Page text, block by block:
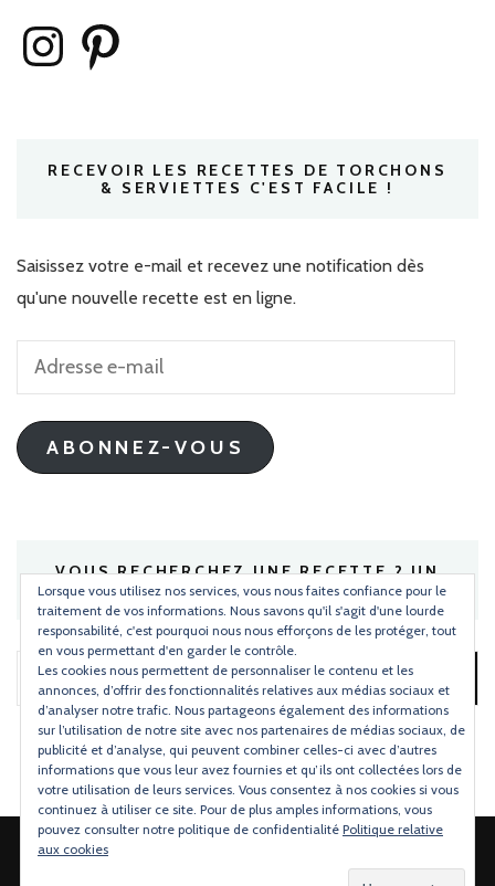
InstagramPinterest
RECEVOIR LES RECETTES DE TORCHONS
& SERVIETTES C'EST FACILE !
Saisissez votre e-mail et recevez une notification dès
qu'une nouvelle recette est en ligne.
Adresse
mail
ABONNEZ-VOUS
VOUS RECHERCHEZ UNE RECETTE ? UN
INGRÉDIENT ?
Rechercher :
2026 Copyright
Lorsque vous utilisez nos services, vous nous faites confiance pour le
traitement de vos informations. Nous savons qu'il s'agit d'une lourde
responsabilité, c'est pourquoi nous nous efforçons de les protéger, tout
en vous permettant d'en garder le contrôle.
Les cookies nous permettent de personnaliser le contenu et les
annonces, d’offrir des fonctionnalités relatives aux médias sociaux et
d’analyser notre trafic. Nous partageons également des informations
sur l’utilisation de notre site avec nos partenaires de médias sociaux, de
publicité et d’analyse, qui peuvent combiner celles-ci avec d’autres
informations que vous leur avez fournies et qu’ils ont collectées lors de
votre utilisation de leurs services. Vous consentez à nos cookies si vous
continuez à utiliser ce site. Pour de plus amples informations, vous
pouvez consulter notre politique de confidentialité Politique relative
aux cookies